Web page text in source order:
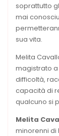
soprattutto
mai
sua vita.
Melita
magistrato
difficoltà,
capacità di
qualcuno si
Melita
minorenni di